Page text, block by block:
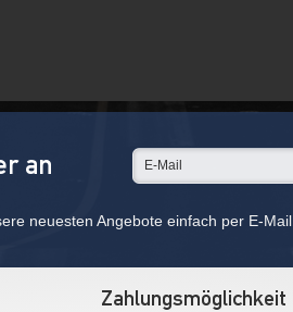
an
neuesten Angebote einfach per E-Mail.
Zahlungsmöglichkeit